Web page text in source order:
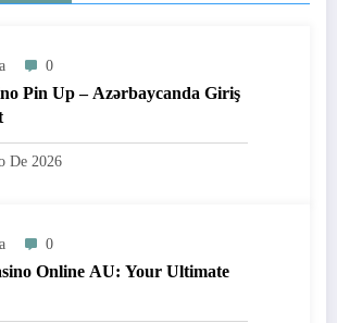
0
Pin Up – Azərbaycanda Giriş
De 2026
0
Online AU: Your Ultimate